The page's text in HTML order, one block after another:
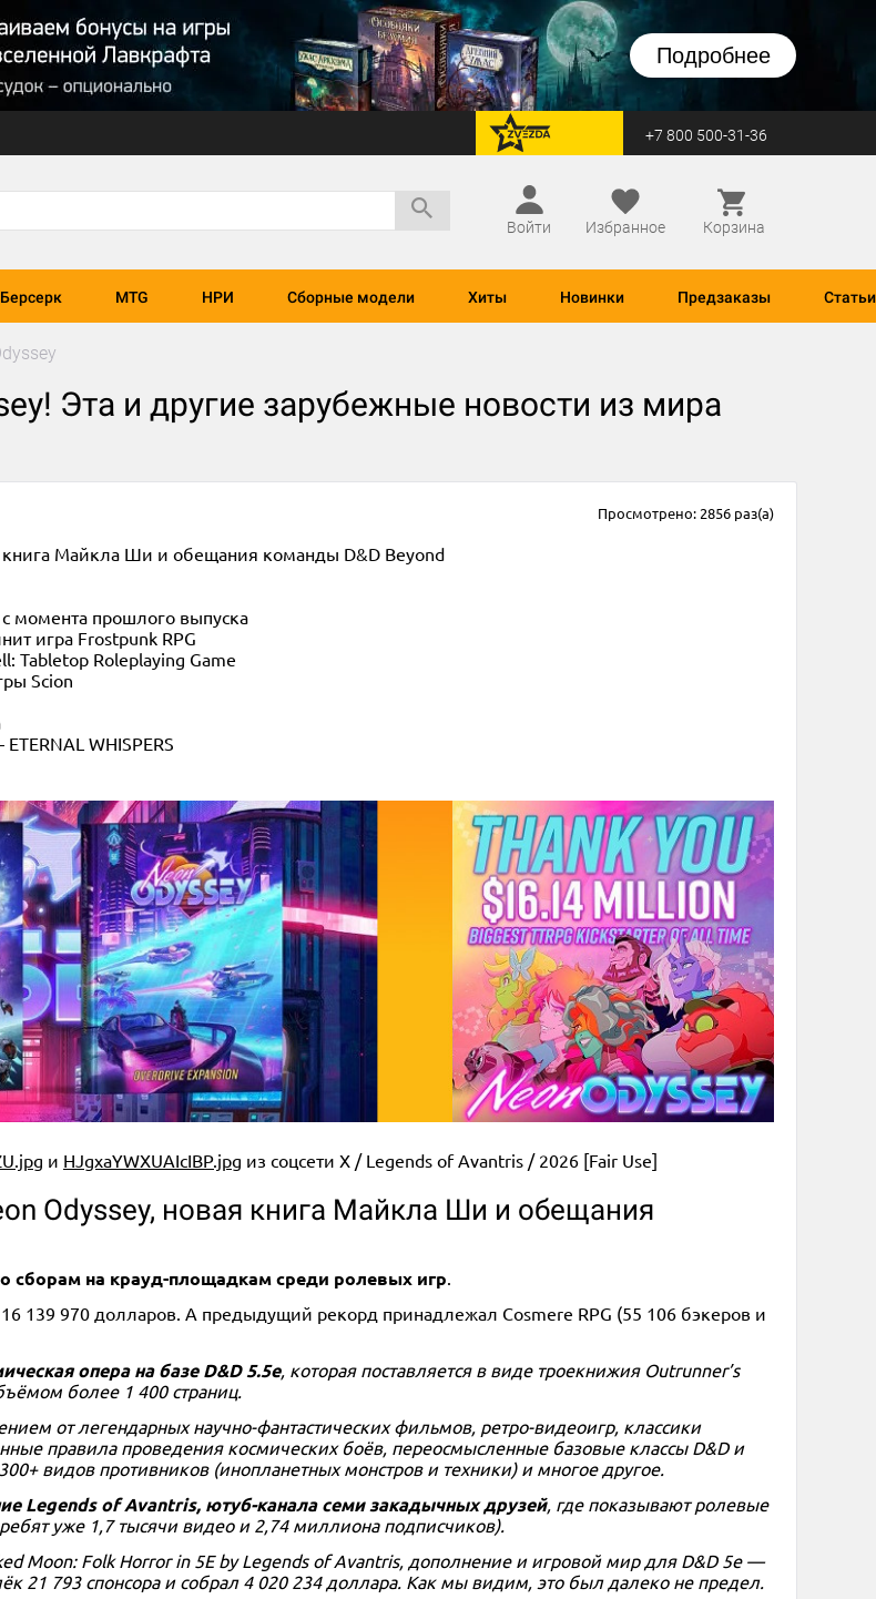
Подробнее
перейти на Zvezda +7 800 500-31-36
Войти
Избранное Корзина
Берсерк MTG НРИ Сборные модели Хиты Новинки Предзаказы Статьи
Эта и другие зарубежные новости из мира
Просмотрено: 2856 раз(а)
книга Майкла Ши и обещания команды D&D Beyond
момента прошлого выпуска
игра Frostpunk RPG
Tabletop Roleplaying Game
Scion
WHISPERS
и HJgxaYWXUAIcIBP.jpg из соцсети X / Legends of Avantris / 2026 [Fair Use]
Odyssey, новая книга Майкла Ши и обещания
сборам на крауд-площадкам среди ролевых игр
16 139 970 долларов. А предыдущий рекорд принадлежал Cosmere RPG (55 106 бэкеров и
опера на базе D&D 5.5e, которая поставляется в виде троекнижия Outrunner’s
более 1 400 страниц.
от легендарных научно-фантастических фильмов, ретро-видеоигр, классики
правила проведения космических боёв, переосмысленные базовые классы D&D и
видов противников (инопланетных монстров и техники) и многое другое.
Legends of Avantris, ютуб-канала семи закадычных друзей, где показывают ролевые
уже 1,7 тысячи видео и 2,74 миллиона подписчиков).
Moon: Folk Horror in 5E by Legends of Avantris, дополнение и игровой мир для D&D 5e —
21 793 спонсора и собрал 4 020 234 доллара. Как мы видим, это был далеко не предел.